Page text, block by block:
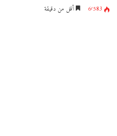
6٬583 أقل من دقيقة